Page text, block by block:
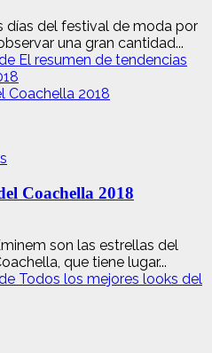
días del festival de moda por
una gran cantidad...
El resumen de tendencias
Coachella 2018
Coachella 2018
son las estrellas del
que tiene lugar...
Todos los mejores looks del